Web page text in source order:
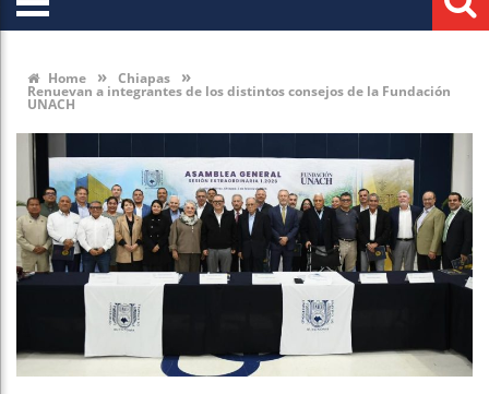
Home » Chiapas »
Renuevan a integrantes de los distintos consejos de la Fundación
UNACH